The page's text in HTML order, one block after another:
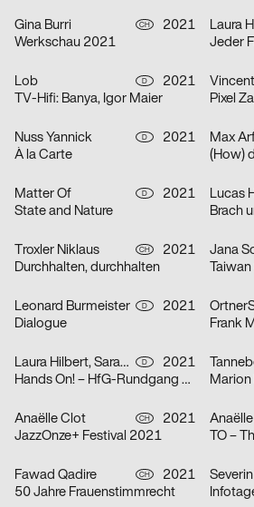
Gina Burri CH
2021
Werkschau 2021
Laura
Jeder
Lob D
2021
TV-Hifi: Banya, Igor Maier
Pixel
Nuss Yannick D
2021
À la Carte
Matter Of D
2021
State and Nature
Brach
Troxler Niklaus CH
2021
Durchhalten, durchhalten
Leonard Burmeister D
2021
Dialogue
Laura Hilbert, Sarah Stendel D
2021
Hands On! – HfG-Rundgang 2021
Anaëlle Clot CH
2021
JazzOnze+ Festival 2021
Fawad Qadire CH
2021
50 Jahre Frauenstimmrecht